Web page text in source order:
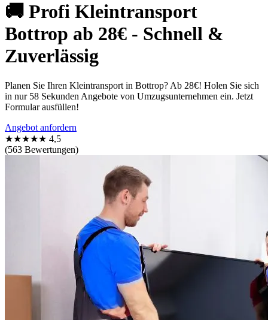
🚚 Profi Kleintransport
Bottrop ab 28€ - Schnell &
Zuverlässig
Planen Sie Ihren Kleintransport in Bottrop? Ab 28€! Holen Sie sich
in nur 58 Sekunden Angebote von Umzugsunternehmen ein. Jetzt
Formular ausfüllen!
Angebot anfordern
★★★★★ 4,5
(563 Bewertungen)